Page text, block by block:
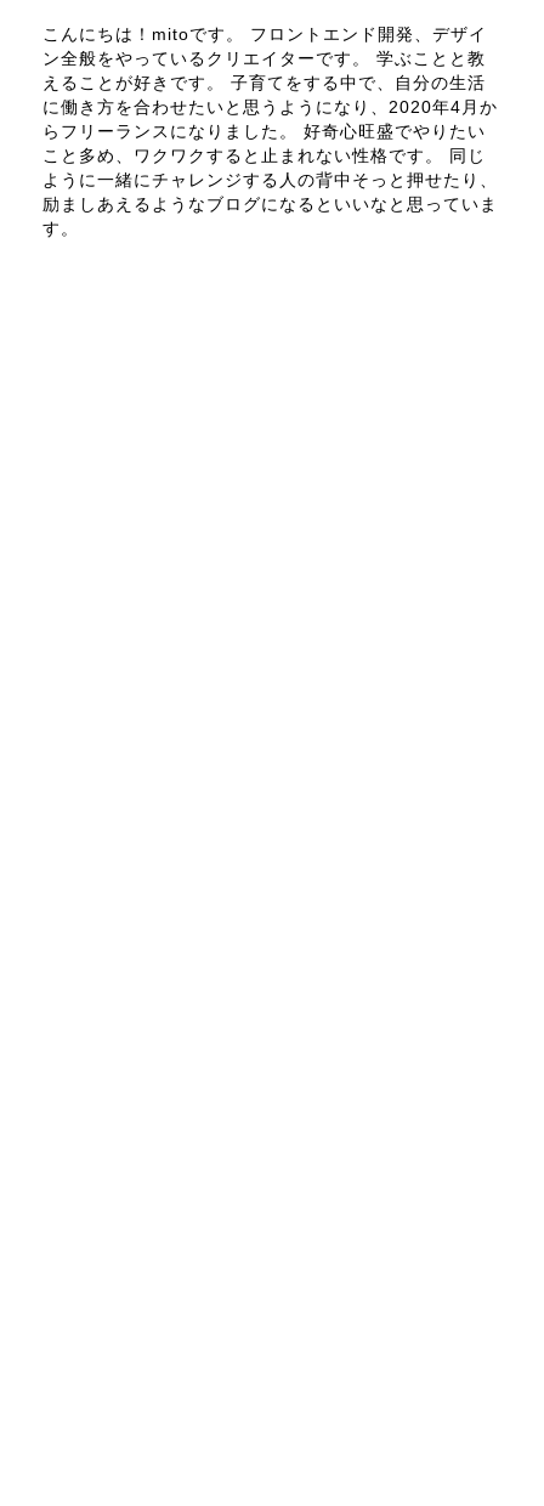
こんにちは！mitoです。 フロントエンド開発、デザイ
ン全般をやっているクリエイターです。 学ぶことと教
えることが好きです。 子育てをする中で、自分の生活
に働き方を合わせたいと思うようになり、2020年4月か
らフリーランスになりました。 好奇心旺盛でやりたい
こと多め、ワクワクすると止まれない性格です。 同じ
ように一緒にチャレンジする人の背中そっと押せたり、
励ましあえるようなブログになるといいなと思っていま
す。